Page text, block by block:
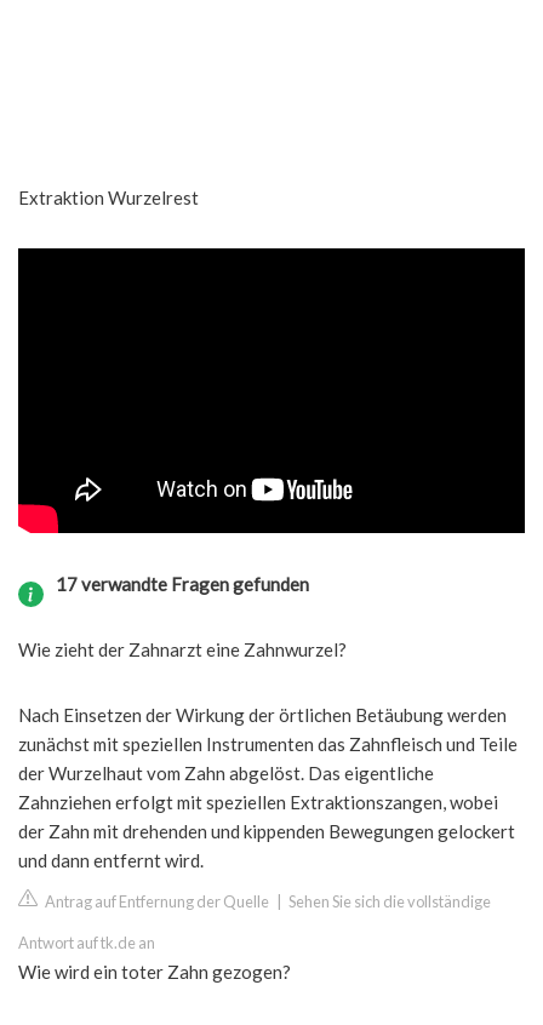
Extraktion Wurzelrest
17 verwandte Fragen gefunden
Wie zieht der Zahnarzt eine Zahnwurzel?
Nach Einsetzen der Wirkung der örtlichen Betäubung werden
zunächst mit speziellen Instrumenten das Zahnfleisch und Teile
der Wurzelhaut vom Zahn abgelöst. Das eigentliche
Zahnziehen erfolgt mit speziellen Extraktionszangen, wobei
der Zahn mit drehenden und kippenden Bewegungen gelockert
und dann entfernt wird.
Antrag auf Entfernung der Quelle Sehen Sie sich die vollständige
Antwort auf tk.de an
Wie wird ein toter Zahn gezogen?